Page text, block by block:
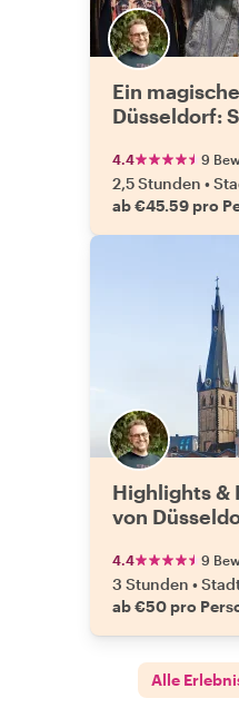
Ein
Düsseldorf:
4.4 9
2,5 Stunden •
ab €45.59 pro
Highlights &
von
4.4 9
3 Stunden •
ab €50 pro
Alle